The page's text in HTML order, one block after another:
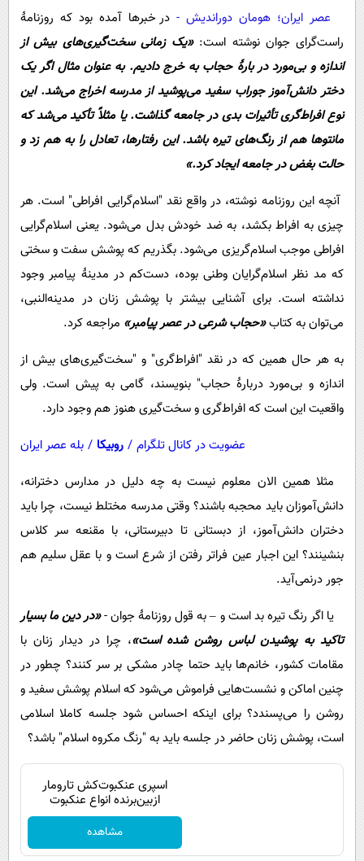
گوناگون
حوادث
محیط زیست
فرهنگی
بین الملل
اجتماعی
حیات وحش
سیاست خارجی
دانلود
عصر ایران؛ هومان دوراندیش - در خبرها آمده بود که روزنامۀ
راست‌گرای جوان نوشته است:«یک زمانی سخت‌گیری‌های بیش از
اندازه و بی‌مورد در بارۀ حجاب به خرج دادیم. به عنوان مثال اگر یک
دختر دانش‌آموز جوراب سفید می‌پوشید از مدرسه اخراج می‌شد. این
نوع افراط‌گری تأثیرات بدی در جامعه گذاشت. یا مثلاً تأکید می‌شد که
مانتوها هم از رنگ‌های تیره باشد. این رفتارها، تعادل را به هم زد و
حالت بغض در جامعه ایجاد کرد.»
آنچه این روزنامه نوشته، در واقع نقد "اسلام‌گرایی افراطی" است. هر
چیزی به افراط بکشد، به ضد خودش بدل می‌شود. یعنی اسلام‌گرایی
افراطی موجب اسلام‌گریزی می‌شود. بگذریم که پوشش سفت و سختی
که مد نظر اسلام‌گرایان وطنی بوده، دست‌کم در مدینۀ پیامبر وجود
نداشته است. برای آشنایی بیشتر با پوشش زنان در مدینه‌النبی،
می‌توان به کتاب«حجاب شرعی در عصر پیامبر» مراجعه کرد.
به هر حال همین که در نقد "افراط‌گری" و "سخت‌گیری‌های بیش از
اندازه و بی‌مورد دربارۀ حجاب" بنویسند، گامی به پیش است. ولی
واقعیت این است که افراط‌گری و سخت‌گیری هنوز هم وجود دارد.
عضویت در کانال تلگرام / روبیکا / بله عصر ایران
مثلا همین الان معلوم نیست به چه دلیل در مدارس دخترانه،
دانش‌آموزان باید محجبه باشند؟ وقتی مدرسه مختلط نیست، چرا باید
دختران دانش‌آموز، از دبستانی تا دبیرستانی، با مقنعه سر کلاس
بنشینند؟ این اجبار عین فراتر رفتن از شرع است و با عقل سلیم هم
جور درنمی‌آید.
یا اگر رنگ تیره بد است و – به قول روزنامۀ جوان -«در دین ما بسیار
تاکید به پوشیدن لباس روشن شده است»، چرا در دیدار زنان با
مقامات کشور، خانم‌ها باید حتما چادر مشکی بر سر کنند؟ چطور در
چنین اماکن و نشست‌هایی فراموش می‌شود که اسلام پوشش سفید و
روشن را می‌پسندد؟ برای اینکه احساس شود جلسه کاملا اسلامی
است، پوشش زنان حاضر در جلسه باید به "رنگ مکروه اسلام" باشد؟
اسپری عنکبوت‌‌کش تارومار
ازبین‌برنده انواع عنکبوت
مشاهده